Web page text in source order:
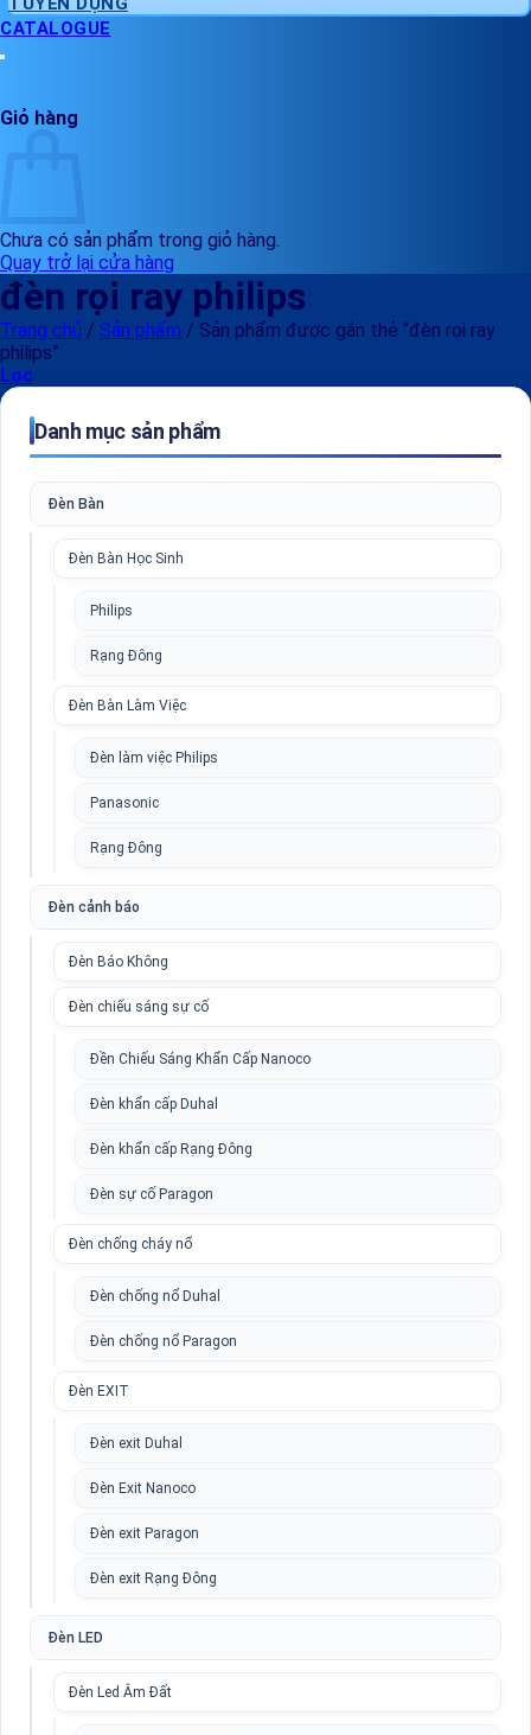
CATALOGUE
Giỏ hàng
Chưa có sản phẩm trong giỏ hàng.
Quay trở lại cửa hàng
đèn rọi ray philips
Trang chủ / Sản phẩm / Sản phẩm được gắn thẻ “đèn rọi ray
philips”
Lọc
Danh mục sản phẩm
Đèn Bàn
Đèn Bàn Học Sinh
Philips
Rạng Đông
Đèn Bàn Làm Việc
Đèn làm việc Philips
Panasonic
Rạng Đông
Đèn cảnh báo
Đèn Báo Không
Đèn chiếu sáng sự cố
Đền Chiếu Sáng Khẩn Cấp Nanoco
Đèn khẩn cấp Duhal
Đèn khẩn cấp Rạng Đông
Đèn sự cố Paragon
Đèn chống cháy nổ
Đèn chống nổ Duhal
Đèn chống nổ Paragon
Đèn EXIT
Đèn exit Duhal
Đèn Exit Nanoco
Đèn exit Paragon
Đèn exit Rạng Đông
Đèn LED
Đèn Led Âm Đất